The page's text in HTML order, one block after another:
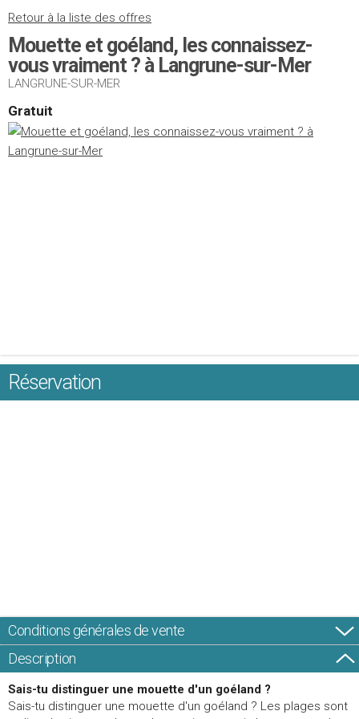
Retour à la liste des offres
Mouette et goéland, les connaissez-
vous vraiment ? à Langrune-sur-Mer
LANGRUNE-SUR-MER
Gratuit
Réservation
Conditions générales de vente
Description
Sais-tu distinguer une mouette d'un goéland ?
Sais-tu distinguer une mouette d'un goéland ? Les plages sont